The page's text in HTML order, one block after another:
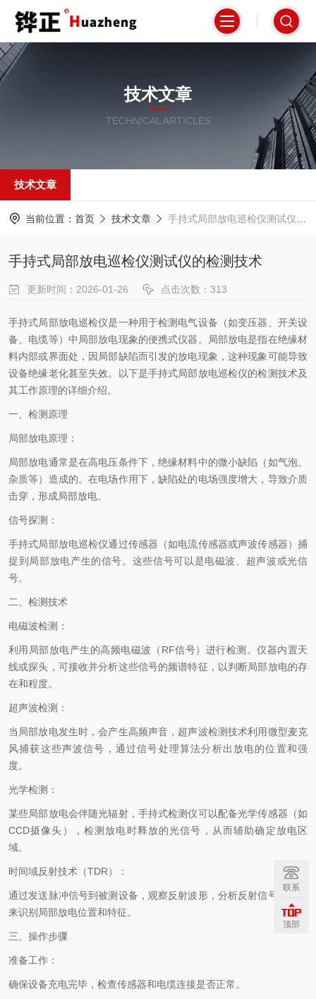
技术文章
TECHNICAL ARTICLES
技术文章
当前位置： 首页 技术文章 手持式局部放电巡检仪测试仪的检测技术
手持式局部放电巡检仪测试仪的检测技术
更新时间：2026-01-26 点击次数：313
手持式局部放电巡检仪是一种用于检测电气设备（如变压器、开关设
备、电缆等）中局部放电现象的便携式仪器。局部放电是指在绝缘材
料内部或界面处，因局部缺陷而引发的放电现象，这种现象可能导致
设备绝缘老化甚至失效。以下是手持式局部放电巡检仪的检测技术及
其工作原理的详细介绍。
一、检测原理
局部放电原理：
局部放电通常是在高电压条件下，绝缘材料中的微小缺陷（如气泡、
杂质等）造成的。在电场作用下，缺陷处的电场强度增大，导致介质
击穿，形成局部放电。
信号探测：
手持式局部放电巡检仪通过传感器（如电流传感器或声波传感器）捕
捉到局部放电产生的信号。这些信号可以是电磁波、超声波或光信
号。
二、检测技术
电磁波检测：
利用局部放电产生的高频电磁波（RF信号）进行检测。仪器内置天
线或探头，可接收并分析这些信号的频谱特征，以判断局部放电的存
在和程度。
超声波检测：
当局部放电发生时，会产生高频声音，超声波检测技术利用微型麦克
风捕获这些声波信号，通过信号处理算法分析出放电的位置和强
度。
光学检测：
某些局部放电会伴随光辐射，手持式检测仪可以配备光学传感器（如
CCD摄像头），检测放电时释放的光信号，从而辅助确定放电区
域。
时间域反射技术（TDR）：
通过发送脉冲信号到被测设备，观察反射波形，分析反射信号的变化
来识别局部放电位置和特征。
三、操作步骤
准备工作：
确保设备充电完毕，检查传感器和电缆连接是否正常。
联系
顶部